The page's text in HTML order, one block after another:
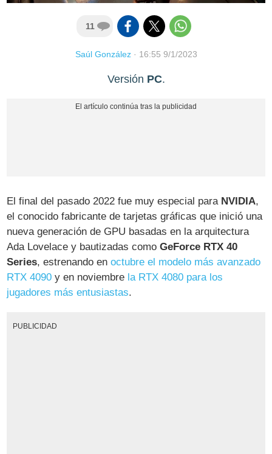
11
Saúl González· 16:55 9/1/2023
Versión PC.
El final del pasado 2022 fue muy especial para NVIDIA,
el conocido fabricante de tarjetas gráficas que inició una
nueva generación de GPU basadas en la arquitectura
Ada Lovelace y bautizadas comoGeForce RTX 40
Series, estrenando en octubre el modelo más avanzado
RTX 4090 y en noviembre la RTX 4080 para los
jugadores más entusiastas.
PUBLICIDAD